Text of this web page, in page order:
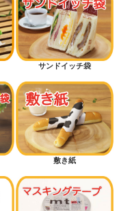
サンドイッチ袋
敷き紙